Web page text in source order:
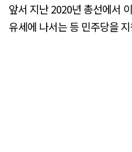
앞서 지난 2020년 총선에서
유세에 나서는 등 민주당을